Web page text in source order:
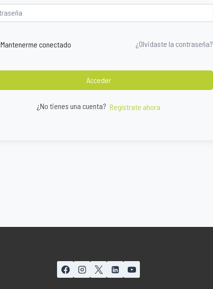
Mantenerme conectado ¿Olvidaste la contraseña?
Acceder
¿No tienes una cuenta? Regístrate ahora